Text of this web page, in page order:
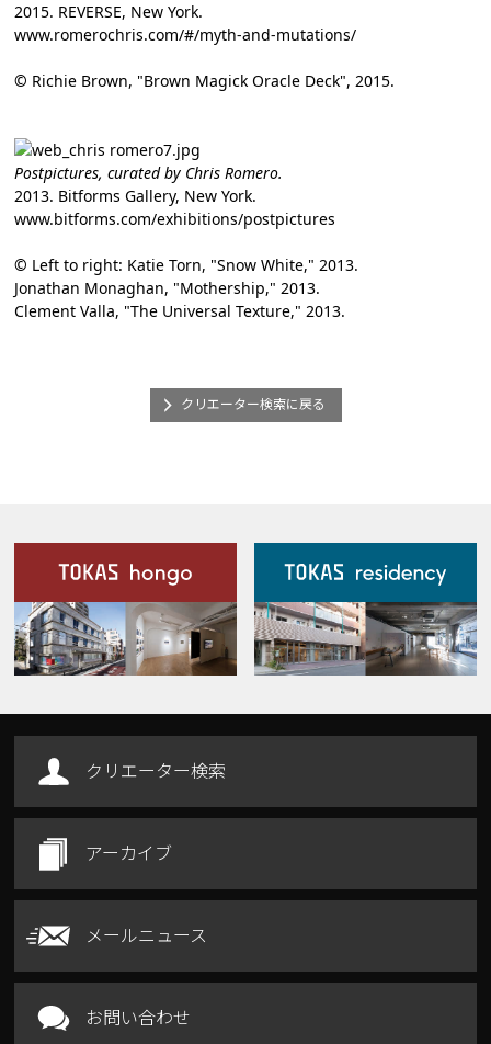
2015. REVERSE, New York.
www.romerochris.com/#/myth-and-mutations/
© Richie Brown, "Brown Magick Oracle Deck", 2015.
Postpictures, curated by Chris Romero.
2013. Bitforms Gallery, New York.
www.bitforms.com/exhibitions/postpictures
© Left to right: Katie Torn, "Snow White," 2013.
Jonathan Monaghan, "Mothership," 2013.
Clement Valla, "The Universal Texture," 2013.
クリエーター検索に戻る
施設案内
Our Facilities
クリエーター検索
アーカイブ
メールニュース
お問い合わせ